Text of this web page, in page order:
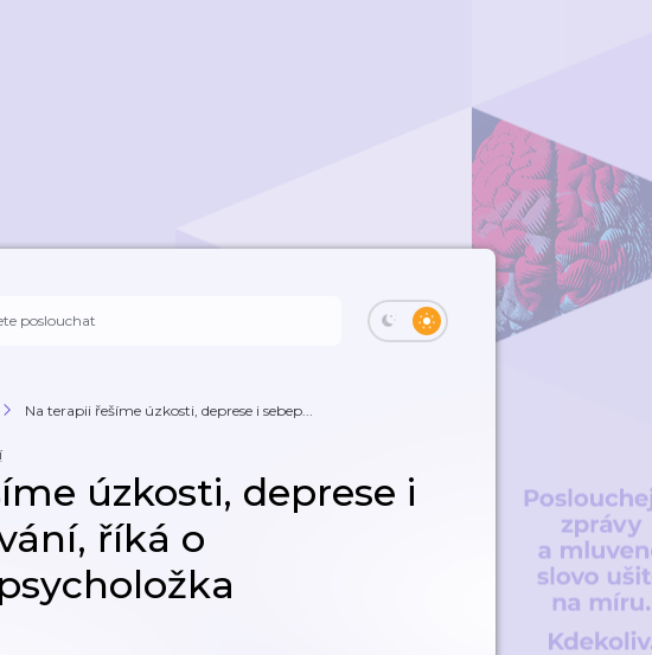
Na terapii řešíme úzkosti, deprese i sebep...
úzkosti, deprese i
říká o